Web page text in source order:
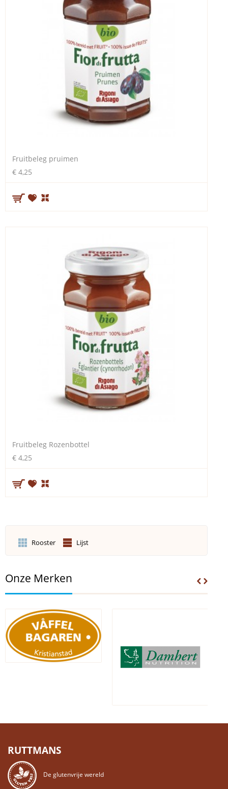
Fruitbeleg pruimen
€ 4,25
Fruitbeleg Rozenbottel
€ 4,25
Rooster Lijst
Onze Merken
RUTTMANS
De glutenvrije wereld